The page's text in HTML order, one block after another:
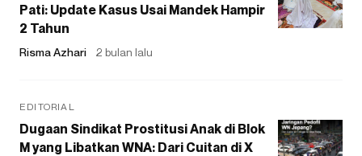
Pati: Update Kasus Usai Mandek Hampir
2 Tahun
Risma Azhari 2 bulan lalu
EDITORIAL
Dugaan Sindikat Prostitusi Anak di Blok
M yang Libatkan WNA: Dari Cuitan di X